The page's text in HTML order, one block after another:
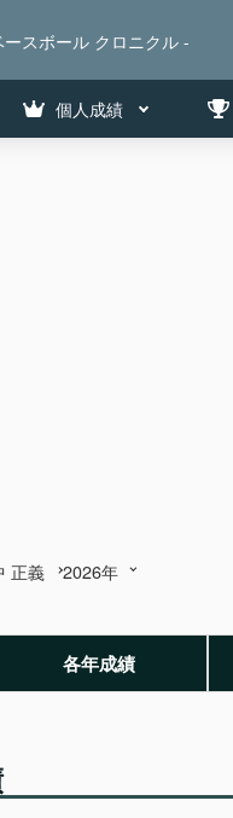
スボール クロニクル -
個人成績
正義 2026年
各年成績